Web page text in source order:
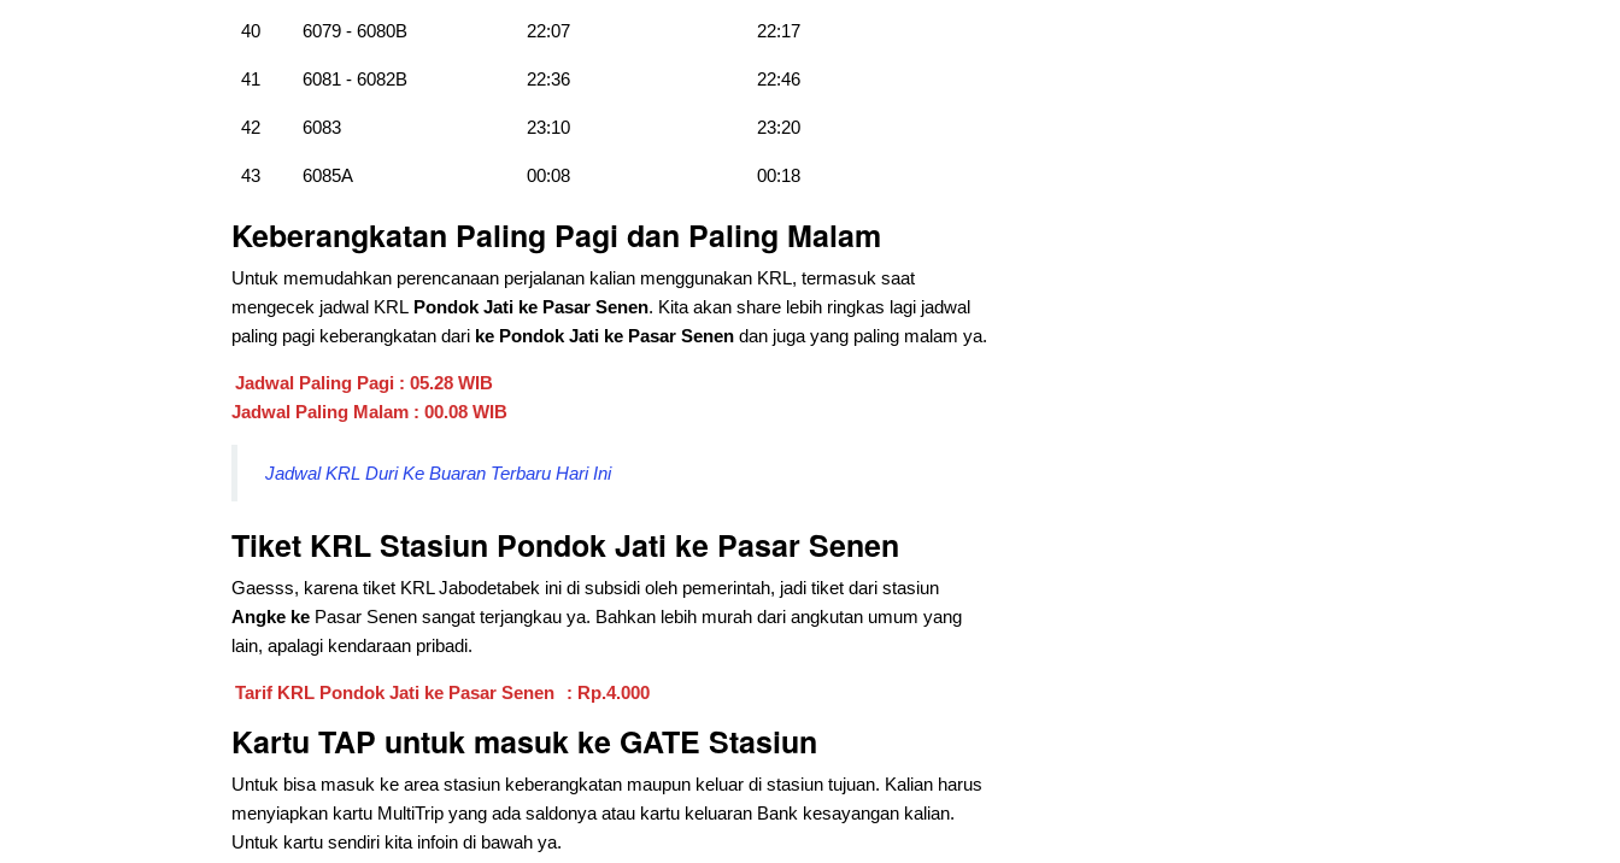
40 6079 - 6080B 22:07 22:17
41 6081 - 6082B 22:36 22:46
42 6083 23:10 23:20
43 6085A 00:08 00:18
Keberangkatan Paling Pagi dan Paling Malam
Untuk memudahkan perencanaan perjalanan kalian menggunakan KRL, termasuk saat
mengecek jadwal KRL Pondok Jati ke Pasar Senen. Kita akan share lebih ringkas lagi jadwal
paling pagi keberangkatan dari ke Pondok Jati ke Pasar Senen dan juga yang paling malam ya.
Jadwal Paling Pagi : 05.28 WIB
Jadwal Paling Malam : 00.08 WIB
Jadwal KRL Duri Ke Buaran Terbaru Hari Ini
Tiket KRL Stasiun Pondok Jati ke Pasar Senen
Gaesss, karena tiket KRL Jabodetabek ini di subsidi oleh pemerintah, jadi tiket dari stasiun
Angke ke Pasar Senen sangat terjangkau ya. Bahkan lebih murah dari angkutan umum yang
lain, apalagi kendaraan pribadi.
Tarif KRL Pondok Jati ke Pasar Senen : Rp.4.000
Kartu TAP untuk masuk ke GATE Stasiun
Untuk bisa masuk ke area stasiun keberangkatan maupun keluar di stasiun tujuan. Kalian harus
menyiapkan kartu MultiTrip yang ada saldonya atau kartu keluaran Bank kesayangan kalian.
Untuk kartu sendiri kita infoin di bawah ya.